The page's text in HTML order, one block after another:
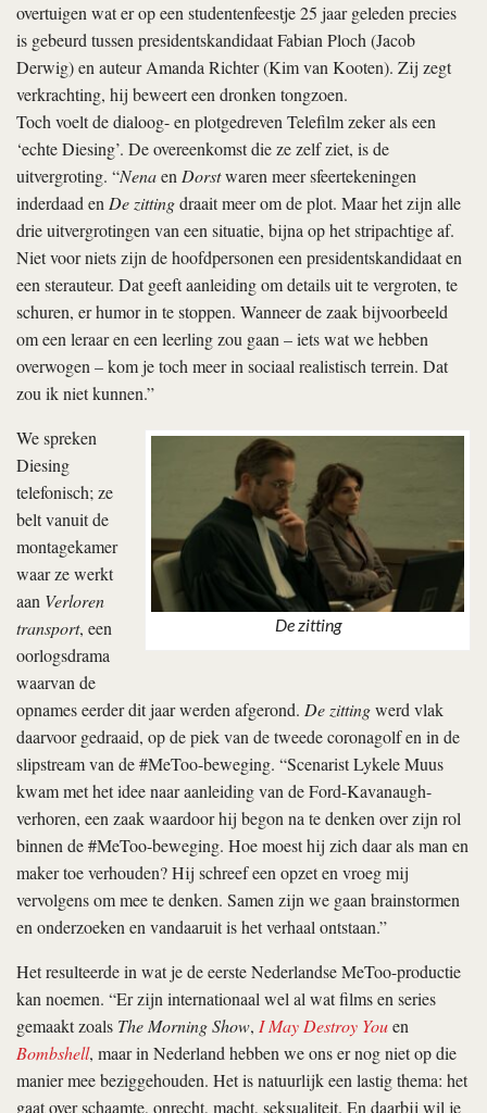
overtuigen wat er op een studentenfeestje 25 jaar geleden precies
is gebeurd tussen presidentskandidaat Fabian Ploch (Jacob
Derwig) en auteur Amanda Richter (Kim van Kooten). Zij zegt
verkrachting, hij beweert een dronken tongzoen.
Toch voelt de dialoog- en plotgedreven Telefilm zeker als een
‘echte Diesing’. De overeenkomst die ze zelf ziet, is de
uitvergroting. “Nenaen Dorstwaren meer sfeertekeningen
inderdaad en De zittingdraait meer om de plot. Maar het zijn alle
drie uitvergrotingen van een situatie, bijna op het stripachtige af.
Niet voor niets zijn de hoofdpersonen een presidentskandidaat en
een sterauteur. Dat geeft aanleiding om details uit te vergroten, te
schuren, er humor in te stoppen. Wanneer de zaak bijvoorbeeld
om een leraar en een leerling zou gaan – iets wat we hebben
overwogen – kom je toch meer in sociaal realistisch terrein. Dat
zou ik niet kunnen.”
De zitting
We spreken
Diesing
telefonisch; ze
belt vanuit de
montagekamer
waar ze werkt
aan Verloren
transport, een
oorlogsdrama
waarvan de
opnames eerder dit jaar werden afgerond. De zittingwerd vlak
daarvoor gedraaid, op de piek van de tweede coronagolf en in de
slipstream van de #MeToo-beweging. “Scenarist Lykele Muus
kwam met het idee naar aanleiding van de Ford-Kavanaugh-
verhoren, een zaak waardoor hij begon na te denken over zijn rol
binnen de #MeToo-beweging. Hoe moest hij zich daar als man en
maker toe verhouden? Hij schreef een opzet en vroeg mij
vervolgens om mee te denken. Samen zijn we gaan brainstormen
en onderzoeken en vandaaruit is het verhaal ontstaan.”
Het resulteerde in wat je de eerste Nederlandse MeToo-productie
kan noemen. “Er zijn internationaal wel al wat films en series
gemaakt zoals The Morning Show, I May Destroy Youen
Bombshell, maar in Nederland hebben we ons er nog niet op die
manier mee beziggehouden. Het is natuurlijk een lastig thema: het
gaat over schaamte, onrecht, macht, seksualiteit. En daarbij wil je